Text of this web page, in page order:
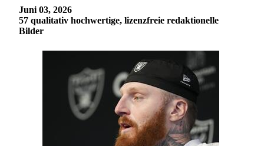
Juni 03, 2026
57 qualitativ hochwertige, lizenzfreie redaktionelle
Bilder